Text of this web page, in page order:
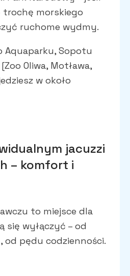
trochę morskiego
ruchome wydmy.
Aquaparku, Sopotu
Oliwa, Motława,
w około
jacuzzi
– komfort i
to miejsce dla
wyłączyć – od
od pędu codzienności.